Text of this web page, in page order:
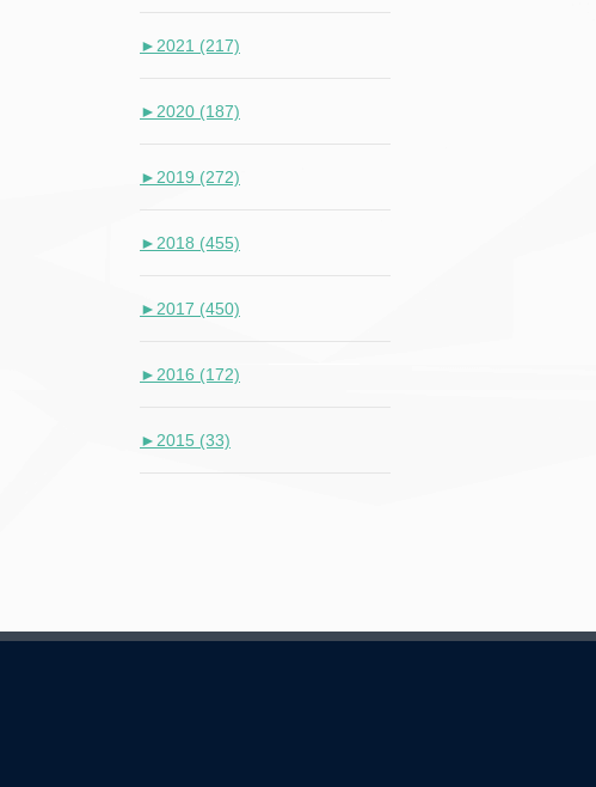
► 2021 (217)
► 2020 (187)
► 2019 (272)
► 2018 (455)
► 2017 (450)
► 2016 (172)
► 2015 (33)